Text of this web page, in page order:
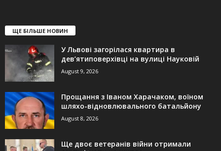
ЩЕ БІЛЬШЕ НОВИН
У Львові загорілася квартира в
дев’ятиповерхівці на вулиці Науковій
August 9, 2026
Прощання з Іваном Харачаком, воїном
шляхо-відновлювального батальйону
August 8, 2026
Ще двоє ветеранів війни отримали